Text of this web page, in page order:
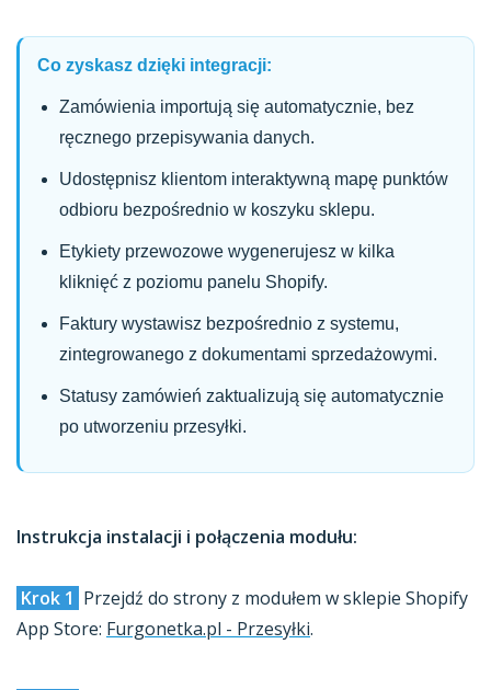
Co zyskasz dzięki integracji:
Zamówienia importują się automatycznie, bez
ręcznego przepisywania danych.
Udostępnisz klientom interaktywną mapę punktów
odbioru bezpośrednio w koszyku sklepu.
Etykiety przewozowe wygenerujesz w kilka
kliknięć z poziomu panelu Shopify.
Faktury wystawisz bezpośrednio z systemu,
zintegrowanego z dokumentami sprzedażowymi.
Statusy zamówień zaktualizują się automatycznie
po utworzeniu przesyłki.
Instrukcja instalacji i połączenia modułu:
Krok 1 Przejdź do strony z modułem w sklepie Shopify
App Store: Furgonetka.pl - Przesyłki.